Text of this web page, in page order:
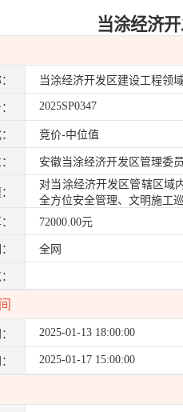
当涂经济
当涂经济开发区建设工程领
2025SP0347
竞价-中位值
安徽当涂经济开发区管理委
对当涂经济开发区管辖区域
全方位安全管理、文明施工
72000.00元
全网
2025-01-13 18:00:00
2025-01-17 15:00:00